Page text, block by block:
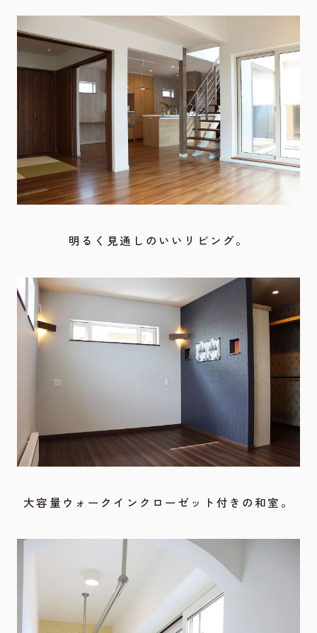
明るく見通しのいいリビング。
大容量ウォークインクローゼット付きの和室。